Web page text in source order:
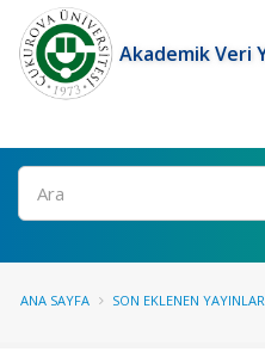
Akademik Veri
Ara
ANA SAYFA SON EKLENEN YAYINLAR